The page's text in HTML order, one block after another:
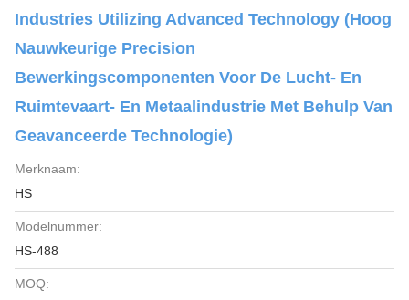
Industries Utilizing Advanced Technology (Hoog
Nauwkeurige Precision
Bewerkingscomponenten Voor De Lucht- En
Ruimtevaart- En Metaalindustrie Met Behulp Van
Geavanceerde Technologie)
Merknaam:
HS
Modelnummer:
HS-488
MOQ: